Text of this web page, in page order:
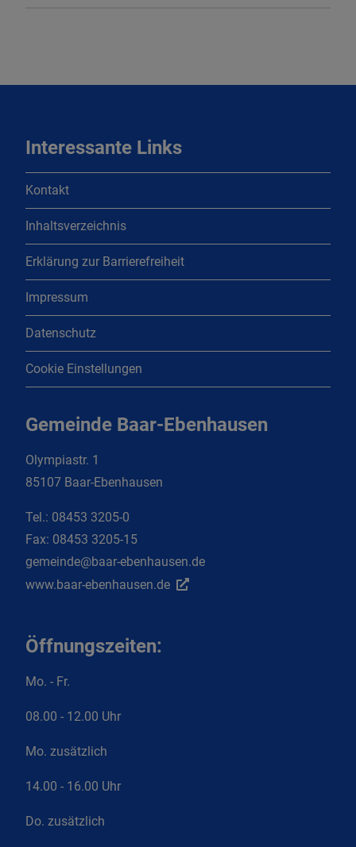
Interessante Links
Kontakt
Inhaltsverzeichnis
Erklärung zur Barrierefreiheit
Impressum
Datenschutz
Cookie Einstellungen
Gemeinde Baar-Ebenhausen
Olympiastr. 1
85107 Baar-Ebenhausen
Tel.: 08453 3205-0
Fax: 08453 3205-15
gemeinde@baar-ebenhausen.de
www.baar-ebenhausen.de
Öffnungszeiten:
Mo. - Fr.
08.00 - 12.00 Uhr
Mo. zusätzlich
14.00 - 16.00 Uhr
Do. zusätzlich